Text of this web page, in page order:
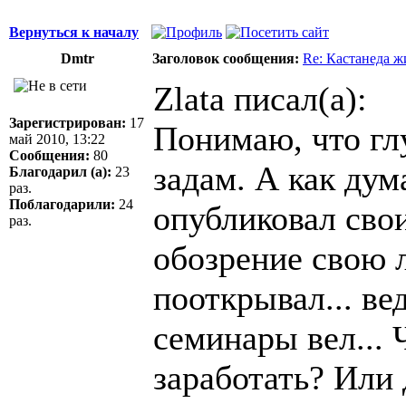
Вернуться к началу
Dmtr
Заголовок сообщения: Re: Кастанеда
Зарегистрирован: 17
май 2010, 13:22
Сообщения: 80
Благодарил (а): 23
раз.
Поблагодарили: 24
раз.
Zlata писал(а):
Понимаю, что
задам. А как
опубликовал
обозрение
пооткрывал...
семинары вел...
заработать?